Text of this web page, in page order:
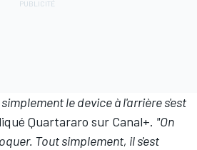
le device à l'arrière s'est
Quartararo sur Canal+. "On
Tout simplement, il s'est